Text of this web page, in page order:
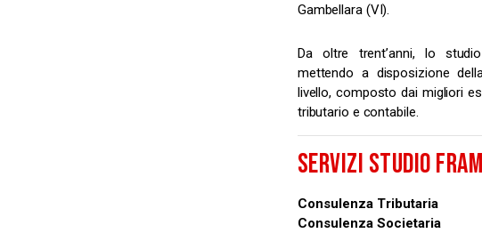
Gambellara (VI).
Da oltre trent’anni, lo
mettendo a disposizione
livello, composto dai migliori
tributario e contabile.
SERVIZI STUDIO
Consulenza Tributaria
Consulenza Societaria